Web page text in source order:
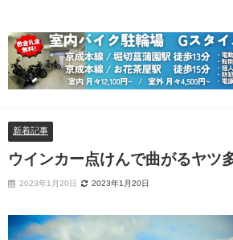
新着記事
ウインカー点けんで曲がるヤツ
2023年1月20日 2023年1月20日